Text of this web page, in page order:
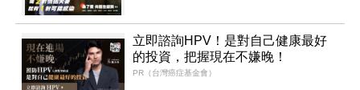
立即諮詢HPV！是對自己健康最好
的投資，把握現在不嫌晚！
PR（台灣癌症基金會）